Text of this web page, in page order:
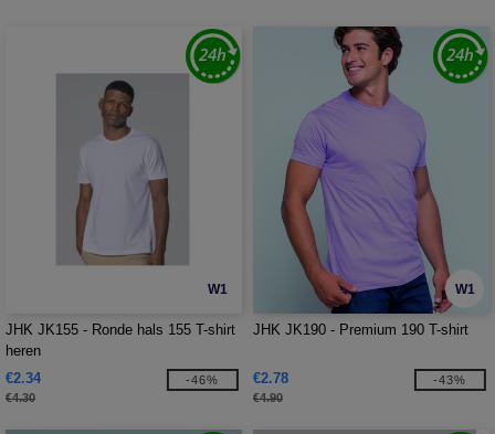
W1
JHK JK155 - Ronde hals 155 T-shirt
heren
€2.34
€4.30
-46%
W1
JHK JK190 - Premium 190 T-shirt
€2.78
€4.90
-43%